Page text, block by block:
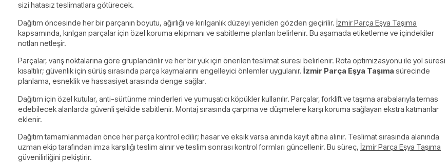
sizi hatasız teslimatlara götürecek.
Dağıtım öncesinde her bir parçanın boyutu, ağırlığı ve kırılganlık düzeyi yeniden gözden geçirilir. İzmir Parça Eşya Taşıma
kapsamında, kırılgan parçalar için özel koruma ekipmanı ve sabitleme planları belirlenir. Bu aşamada etiketleme ve içindekiler
notları netleşir.
Parçalar, varış noktalarına göre gruplandırılır ve her bir yük için önerilen teslimat süresi belirlenir. Rota optimizasyonu ile yol süresi
kısaltılır; güvenlik için sürüş sırasında parça kaymalarını engelleyici önlemler uygulanır. İzmir Parça Eşya Taşıma sürecinde
planlama, esneklik ve hassasiyet arasında denge sağlar.
Dağıtım için özel kutular, anti-sürtünme minderleri ve yumuşatıcı köpükler kullanılır. Parçalar, forklift ve taşıma arabalarıyla temas
edebilecek alanlarda güvenli şekilde sabitlenir. Montaj sırasında çarpma ve düşmelere karşı koruma sağlayan ekstra katmanlar
eklenir.
Dağıtım tamamlanmadan önce her parça kontrol edilir; hasar ve eksik varsa anında kayıt altına alınır. Teslimat sırasında alanında
uzman ekip tarafından imza karşılığı teslim alınır ve teslim sonrası kontrol formları güncellenir. Bu süreç, İzmir Parça Eşya Taşıma
güvenilirliğini pekiştirir.